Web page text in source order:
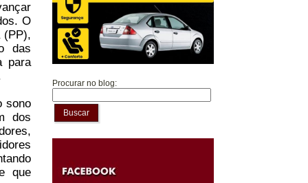
O
(PP),
das
para
sono
dos
que
Procurar no blog:
Buscar